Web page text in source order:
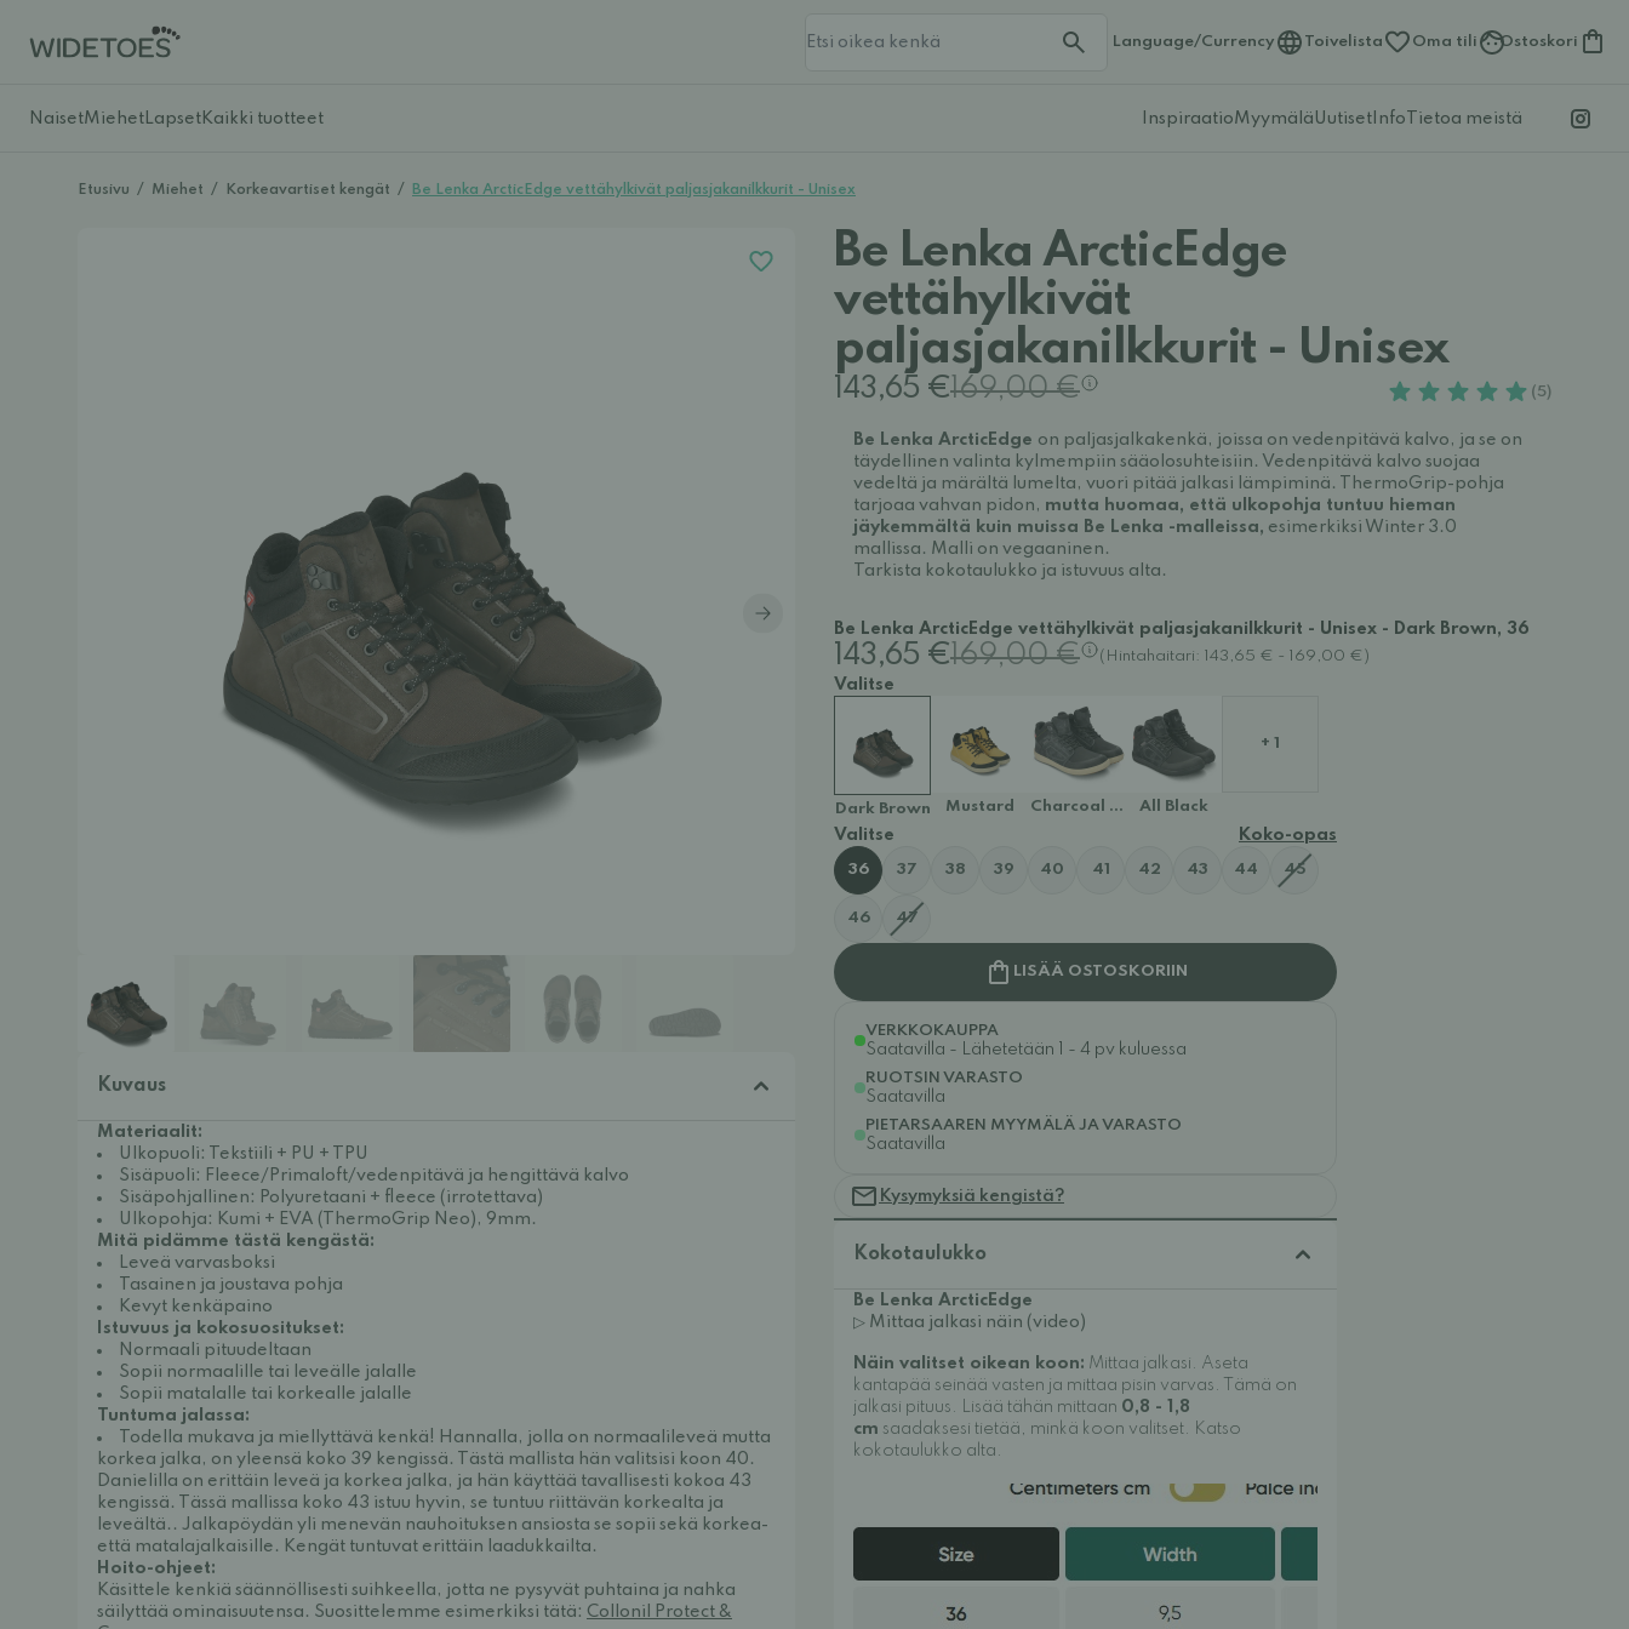
Language/Currency Toivelista Oma tili Ostoskori
NaisetMiehet Lapset Kaikki tuotteet InspiraatioMyymälä Uutiset Info Tietoa meistä
Etusivu / Miehet / Korkeavartiset kengät / Be Lenka ArcticEdge vettähylkivät paljasjakanilkkurit - Unisex
Kuvaus
Materiaalit:
Ulkopuoli: Tekstiili + PU + TPU
Sisäpuoli: Fleece/Primaloft/vedenpitävä ja hengittävä kalvo
Sisäpohjallinen: Polyuretaani + fleece (irrotettava)
Ulkopohja: Kumi + EVA (ThermoGrip Neo), 9mm.
Mitä pidämme tästä kengästä:
Leveä varvasboksi
Tasainen ja joustava pohja
Kevyt kenkäpaino
Istuvuus ja kokosuositukset:
Normaali pituudeltaan
Sopii normaalille tai leveälle jalalle
Sopii matalalle tai korkealle jalalle
Tuntuma jalassa:
Todella mukava ja miellyttävä kenkä! Hannalla, jolla on normaalileveä mutta
korkea jalka, on yleensä koko 39 kengissä. Tästä mallista hän valitsisi koon 40.
Danielilla on erittäin leveä ja korkea jalka, ja hän käyttää tavallisesti kokoa 43
kengissä. Tässä mallissa koko 43 istuu hyvin, se tuntuu riittävän korkealta ja
leveältä.. Jalkapöydän yli menevän nauhoituksen ansiosta se sopii sekä korkea-
että matalajalkaisille. Kengät tuntuvat erittäin laadukkailta.
Hoito-ohjeet:
Käsittele kenkiä säännöllisesti suihkeella, jotta ne pysyvät puhtaina ja nahka
säilyttää ominaisuutensa. Suosittelemme esimerkiksi tätä: Collonil Protect &
Be Lenka ArcticEdge
vettähylkivät
paljasjakanilkkurit - Unisex
143,65 €169,00 € (5)
Be Lenka ArcticEdge on paljasjalkakenkä, joissa on vedenpitävä kalvo, ja se on
täydellinen valinta kylmempiin sääolosuhteisiin. Vedenpitävä kalvo suojaa
vedeltä ja märältä lumelta, vuori pitää jalkasi lämpiminä. ThermoGrip-pohja
tarjoaa vahvan pidon, mutta huomaa, että ulkopohja tuntuu hieman
jäykemmältä kuin muissa Be Lenka -malleissa, esimerkiksi Winter 3.0
mallissa. Malli on vegaaninen.
Tarkista kokotaulukko ja istuvuus alta.
Be Lenka ArcticEdge vettähylkivät paljasjakanilkkurit - Unisex - Dark Brown, 36
143,65 €169,00 € (Hintahaitari: 143,65 € - 169,00 €)
Valitse
Dark Brown Mustard Charcoal BlackAll Black
+ 1
Valitse Koko-opas
36 37 38 39 40 41 42 43 44 45
46 47
LISÄÄ OSTOSKORIIN
VERKKOKAUPPA
Saatavilla - Lähetetään 1 - 4 pv kuluessa
RUOTSIN VARASTO
Saatavilla
PIETARSAAREN MYYMÄLÄ JA VARASTO
Saatavilla
Kysymyksiä kengistä?
Kokotaulukko
Be Lenka ArcticEdge
▷ Mittaa jalkasi näin (video)
Näin valitset oikean koon: Mittaa jalkasi. Aseta
kantapää seinää vasten ja mittaa pisin varvas. Tämä on
jalkasi pituus. Lisää tähän mittaan 0,8 - 1,8
cm saadaksesi tietää, minkä koon valitset. Katso
kokotaulukko alta.